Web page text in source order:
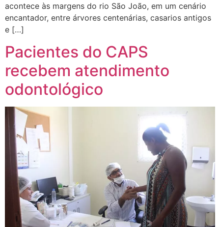
acontece às margens do rio São João, em um cenário
encantador, entre árvores centenárias, casarios antigos
e […]
Pacientes do CAPS
recebem atendimento
odontológico